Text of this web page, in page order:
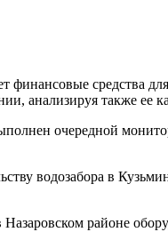
средства
анализируя также ее
очередной
водозабора в
районе